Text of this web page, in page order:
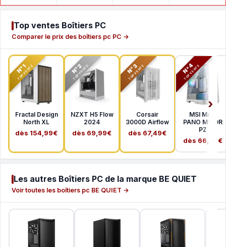
Top ventes Boîtiers PC
Comparer le prix des boîtiers pc PC →
N°1
TOP VENTE
Fractal Design
North XL
dès 154,99€
N°2
TOP VENTE
NZXT H5 Flow
2024
dès 69,99€
N°3
TOP VENTE
Corsair
3000D Airflow
dès 67,49€
N°4
TOP VENTE
MSI MAG
PANO M100R
PZ
dès 66,99€
Les autres Boîtiers PC de la marque BE QUIET
Voir toutes les boîtiers pc BE QUIET →